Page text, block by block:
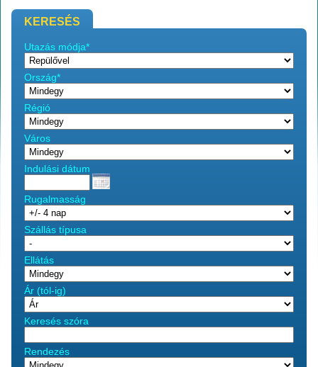
KERESÉS
Utazás módja*
Ország*
Régió
Város
Indulási dátum
Rugalmasság
Szállás típusa
Ellátás
Ár (tól-ig)
Keresés szóra
Rendezés